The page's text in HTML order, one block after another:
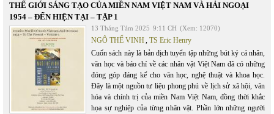
THẾ GIỚI SÁNG TẠO CỦA MIỀN NAM VIỆT NAM VÀ HẢI NGOẠI
1954 – ĐẾN HIỆN TẠI – TẬP 1
13 Tháng Tám 2025 9:11 CH (Xem: 12070)
NGÔ THẾ VINH, TS Eric Henry
Cuốn sách này là bản dịch tuyển tập những bút ký cá nhân,
văn học và báo chí về các nhân vật Việt Nam đã có những
đóng góp đáng kể cho văn học, nghệ thuật và khoa học.
Đây là một nguồn tư liệu phong phú về lịch sử xã hội, văn
hóa và chính trị của miền Nam Việt Nam, đồng thời khắc
họa sự nghiệp của từng nhân vật. Phần lớn những người